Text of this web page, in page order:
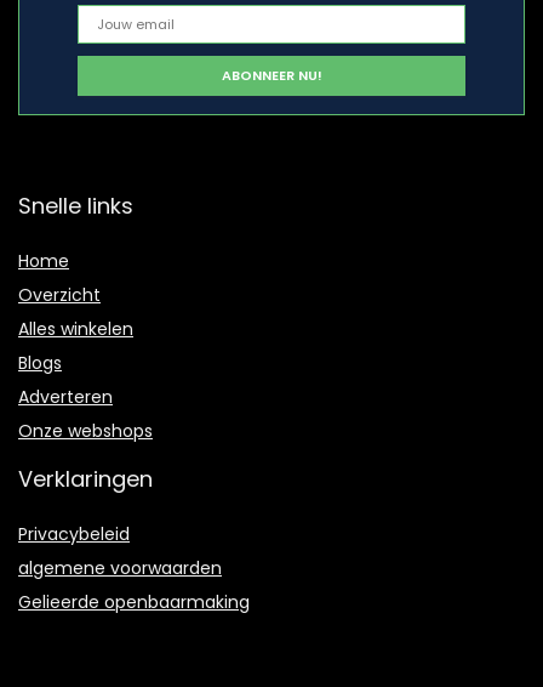
Snelle links
Home
Overzicht
Alles winkelen
Blogs
Adverteren
Onze webshops
Verklaringen
Privacybeleid
algemene voorwaarden
Gelieerde openbaarmaking